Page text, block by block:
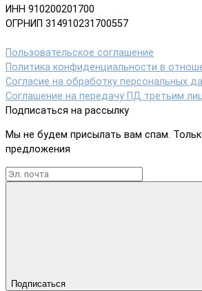
ИНН 910200201700
ОГРНИП 314910231700557
Пользовательское соглашение
Политика конфиденциальности в
Согласие на обработку персональных
Соглашение на передачу ПД третьим
Подписаться на рассылку
Мы не будем присылать вам спам.
предложения
Подписаться